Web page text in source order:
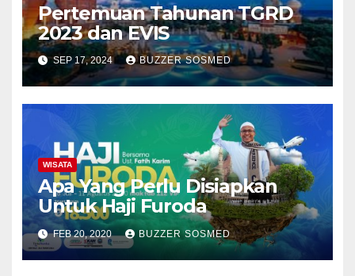
Pertemuan Tahunan TGRD
2023 dan EVIS
SEP 17, 2024 BUZZER SOSMED
WISATA
Apa Yang Perlu Disiapkan
Untuk Haji Furoda
FEB 20, 2020 BUZZER SOSMED